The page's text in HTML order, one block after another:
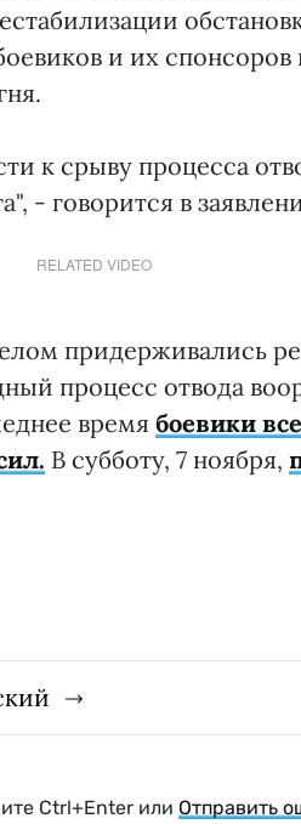
и их спонсоров
к срыву процесса
- говорится в
RELATED VIDEO
придерживались
процесс отвода
время боевики
В субботу, 7 ноября,
Ctrl+Enter или Отправить